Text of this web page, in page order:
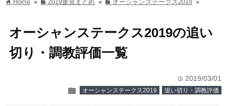
home Home » folder2019重賞まとめ » folder オーシャンステークス2019 »
オーシャンステークス2019の追い
切り・調教評価一覧
time 2019/03/01
folder オーシャンステークス2019 追い切り・調教評価